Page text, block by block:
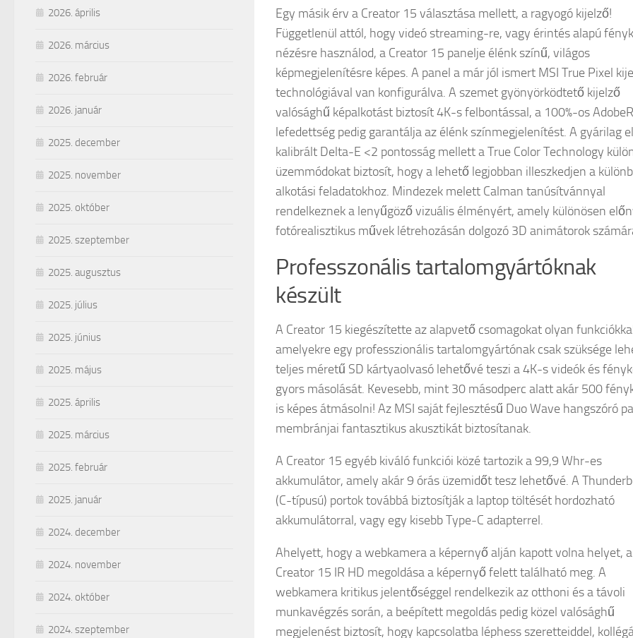
Egy másik érv a Creator 15 választása mellett, a ragyogó kijelző!
Függetlenül attól, hogy videó streaming-re, vagy érintés alapú
nézésre használod, a Creator 15 panelje élénk színű, világos
képmegjelenítésre képes. A panel a már jól ismert MSI True Pixel
technológiával van konfigurálva. A szemet gyönyörködtető kijelző
valósághű képalkotást biztosít 4K-s felbontással, a 100%-os
lefedettség pedig garantálja az élénk színmegjelenítést. A gyárilag
kalibrált Delta-E <2 pontosság mellett a True Color Technology
üzemmódokat biztosít, hogy a lehető legjobban illeszkedjen a
alkotási feladatokhoz. Mindezek melett Calman tanúsítvánnyal
rendelkeznek a lenyűgöző vizuális élményért, amely különösen
fotórealisztikus művek létrehozásán dolgozó 3D animátorok
Professzonális tartalomgyártóknak
készült
A Creator 15 kiegészítette az alapvető csomagokat olyan
amelyekre egy professzionális tartalomgyártónak csak szüksége
teljes méretű SD kártyaolvasó lehetővé teszi a 4K-s videók és
gyors másolását. Kevesebb, mint 30 másodperc alatt akár 500
is képes átmásolni! Az MSI saját fejlesztésű Duo Wave hangszóró
membránjai fantasztikus akusztikát biztosítanak.
A Creator 15 egyéb kiváló funkciói közé tartozik a 99,9 Whr-es
akkumulátor, amely akár 9 órás üzemidőt tesz lehetővé. A
(C-típusú) portok továbbá biztosítják a laptop töltését hordozható
akkumulátorral, vagy egy kisebb Type-C adapterrel.
Ahelyett, hogy a webkamera a képernyő alján kapott volna helyet, a
Creator 15 IR HD megoldása a képernyő felett található meg. A
webkamera kritikus jelentőséggel rendelkezik az otthoni és a távoli
munkavégzés során, a beépített megoldás pedig közel valósághű
megjelenést biztosít, hogy kapcsolatba léphess szeretteiddel,
2026. április
2026. március
2026. február
2026. január
2025. december
2025. november
2025. október
2025. szeptember
2025. augusztus
2025. július
2025. június
2025. május
2025. április
2025. március
2025. február
2025. január
2024. december
2024. november
2024. október
2024. szeptember